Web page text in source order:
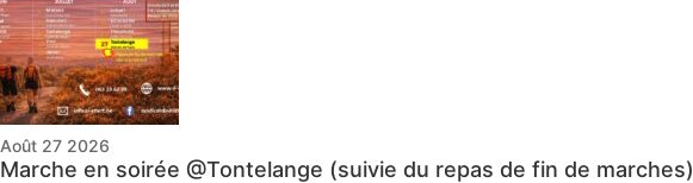
Août 27 2026
Marche en soirée @Tontelange (suivie du repas de fin de marches)